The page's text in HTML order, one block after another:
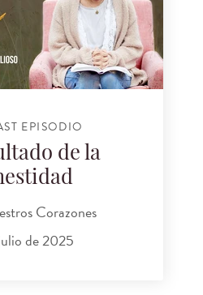
EPISODIO
de la
Corazones
de 2025